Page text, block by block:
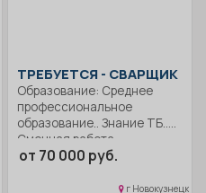
ТРЕБУЕТСЯ - СВАРЩИК
Образование: Среднее
профессиональное
образование.. Знание ТБ..
Сменная работа..
от 70 000 руб.
г Новокузнецк